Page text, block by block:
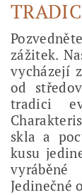
zážitek.
vycházejí
od
tradici
skla a
kusu
vyráběné
Jedinečné